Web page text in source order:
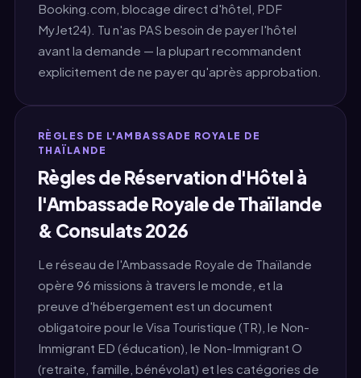
Booking.com, blocage direct d'hôtel, PDF
MyJet24). Tu n'as PAS besoin de payer l'hôtel
avant la demande — la plupart recommandent
explicitement de ne payer qu'après approbation.
RÈGLES DE L'AMBASSADE ROYALE DE
THAÏLANDE
Règles de Réservation d'Hôtel à
l'Ambassade Royale de Thaïlande
& Consulats 2026
Le réseau de l'Ambassade Royale de Thaïlande
opère 96 missions à travers le monde, et la
preuve d'hébergement est un document
obligatoire pour le Visa Touristique (TR), le Non-
Immigrant ED (éducation), le Non-Immigrant O
(retraite, famille, bénévolat) et les catégories de